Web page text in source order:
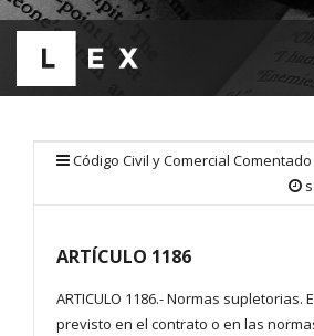
Código Civil y Comercial Comentado
ARTÍCULO 1186
ARTICULO 1186.- Normas supletorias.
previsto en el contrato o en las